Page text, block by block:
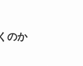
のか